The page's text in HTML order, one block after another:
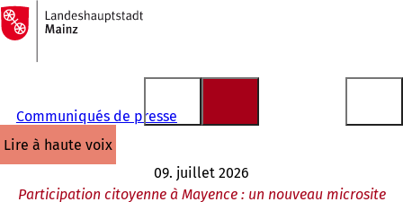
Accéder au contenu
Vers
la
page
d'accueil
Communiqués de presse
lire à haute voix
09. juillet 2026
Participation citoyenne à Mayence : un nouveau microsite